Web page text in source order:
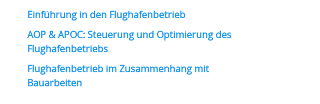
Einführung in den Flughafenbetrieb
AOP & APOC: Steuerung und Optimierung des
Flughafenbetriebs
Flughafenbetrieb im Zusammenhang mit
Bauarbeiten